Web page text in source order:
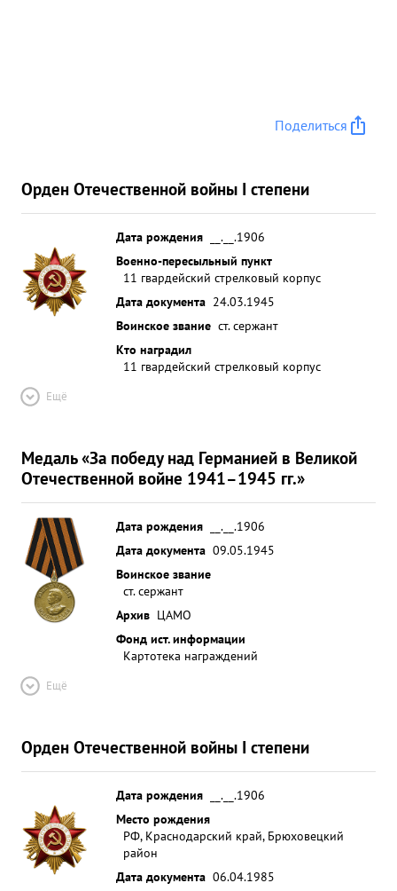
Поделиться
Орден Отечественной войны I степени
Дата рождения
__.__.1906
Военно-пересыльный пункт
11 гвардейский стрелковый корпус
Дата документа 24.03.1945
Воинское звание ст. сержант
Кто наградил
11 гвардейский стрелковый корпус
Ещё
Медаль «За победу над Германией в Великой
Отечественной войне 1941–1945 гг.»
Дата рождения
__.__.1906
Дата документа 09.05.1945
Воинское звание
ст. сержант
Архив ЦАМО
Фонд ист. информации
Картотека награждений
Ещё
Орден Отечественной войны I степени
Дата рождения
__.__.1906
Место рождения
РФ, Краснодарский край, Брюховецкий
район
Дата документа 06.04.1985